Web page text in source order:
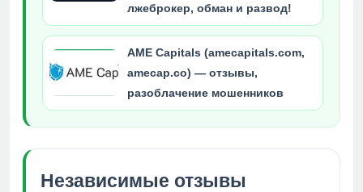
лжеброкер, обман и развод!
AME Capitals (amecapitals.com,
amecap.co) — отзывы,
разоблачение мошенников
Независимые отзывы